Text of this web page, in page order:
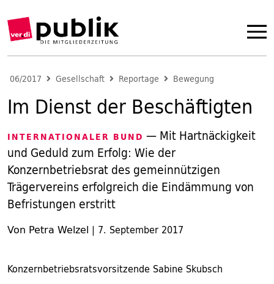
06/2017 Gesellschaft Reportage Bewegung
Im Dienst der Beschäftigten
INTERNATIONALER BUND — Mit Hartnäckigkeit
und Geduld zum Erfolg: Wie der
Konzernbetriebsrat des gemeinnützigen
Trägervereins erfolgreich die Eindämmung von
Befristungen erstritt
Von Petra Welzel | 7. September 2017
Konzernbetriebsratsvorsitzende Sabine Skubsch